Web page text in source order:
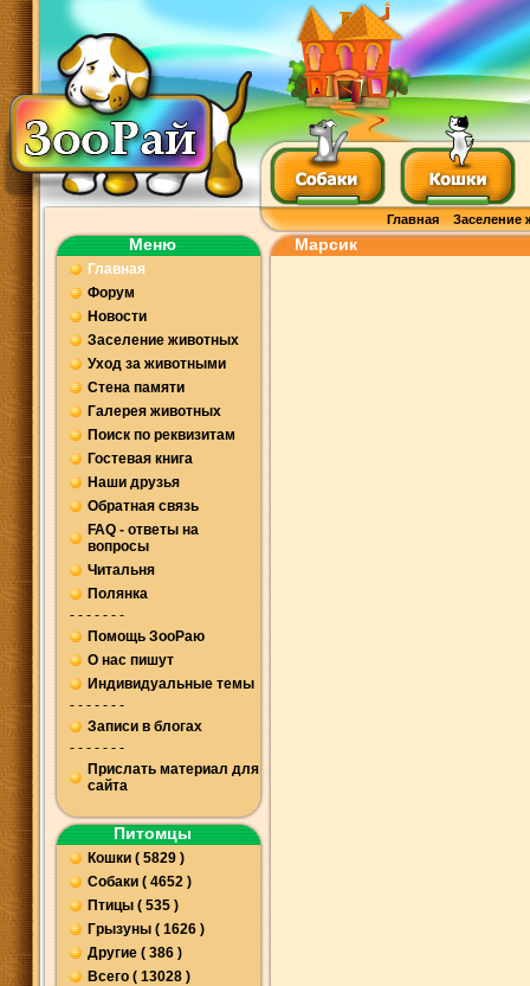
Главная Заселение
Меню
Главная
Форум
Новости
Заселение животных
Уход за животными
Стена памяти
Галерея животных
Поиск по реквизитам
Гостевая книга
Наши друзья
Обратная связь
FAQ - ответы на
вопросы
Читальня
Полянка
- - - - - - -
Помощь ЗооРаю
О нас пишут
Индивидуальные темы
- - - - - - -
Записи в блогах
- - - - - - -
Прислать материал для
сайта
Питомцы
Кошки ( 5829 )
Собаки ( 4652 )
Птицы ( 535 )
Грызуны ( 1626 )
Другие ( 386 )
Всего ( 13028 )
Марсик